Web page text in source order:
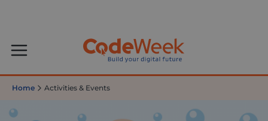
Home Activities & Events